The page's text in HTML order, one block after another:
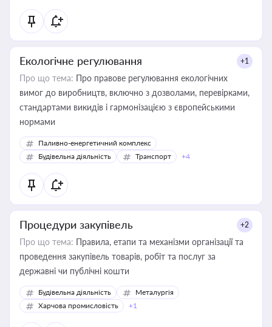
Екологічне регулювання +1
Про що тема: Про правове регулювання екологічних
вимог до виробництв, включно з дозволами, перевірками,
стандартами викидів і гармонізацією з європейськими
нормами
Паливно-енергетичний комплекс
Будівельна діяльність
Транспорт +4
Процедури закупівель +2
Про що тема: Правила, етапи та механізми організації та
проведення закупівель товарів, робіт та послуг за
державні чи публічні кошти
Будівельна діяльність
Металургія
Харчова промисловість
+1